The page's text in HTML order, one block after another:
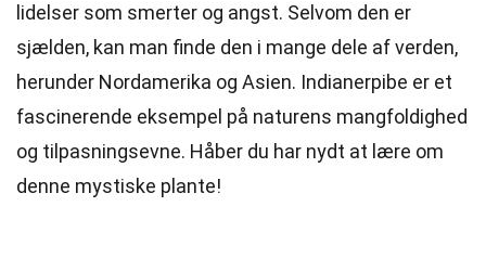
lidelser som smerter og angst. Selvom den er
sjælden, kan man finde den i mange dele af verden,
herunder Nordamerika og Asien. Indianerpibe er et
fascinerende eksempel på naturens mangfoldighed
og tilpasningsevne. Håber du har nydt at lære om
denne mystiske plante!